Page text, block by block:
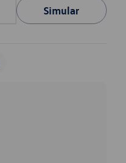
Simular